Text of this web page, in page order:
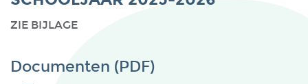
ZIE BIJLAGE
Documenten (PDF)